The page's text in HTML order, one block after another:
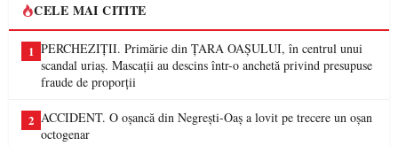
CELE MAI CITITE
1 PERCHEZIȚII. Primărie din ȚARA OAȘULUI, în centrul unui
scandal uriaș. Mascații au descins într-o anchetă privind presupuse
fraude de proporții
2 ACCIDENT. O oșancă din Negrești-Oaș a lovit pe trecere un oșan
octogenar